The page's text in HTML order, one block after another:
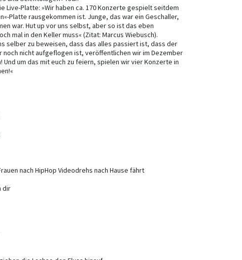
Live-Platte: »Wir haben ca. 170 Konzerte gespielt seitdem
Platte rausgekommen ist. Junge, das war ein Geschaller,
war. Hut up vor uns selbst, aber so ist das eben
mal in den Keller muss« (Zitat: Marcus Wiebusch).
selber zu beweisen, dass das alles passiert ist, dass der
noch nicht aufgeflogen ist, veröffentlichen wir im Dezember
Und um das mit euch zu feiern, spielen wir vier Konzerte in
nach HipHop Videodrehs nach Hause fährt
dir